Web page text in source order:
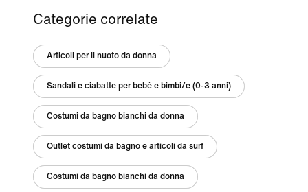
Categorie correlate
Articoli per il nuoto da donna
Sandali e ciabatte per bebè e bimbi/e (0-3 anni)
Costumi da bagno bianchi da donna
Outlet costumi da bagno e articoli da surf
Costumi da bagno bianchi da donna